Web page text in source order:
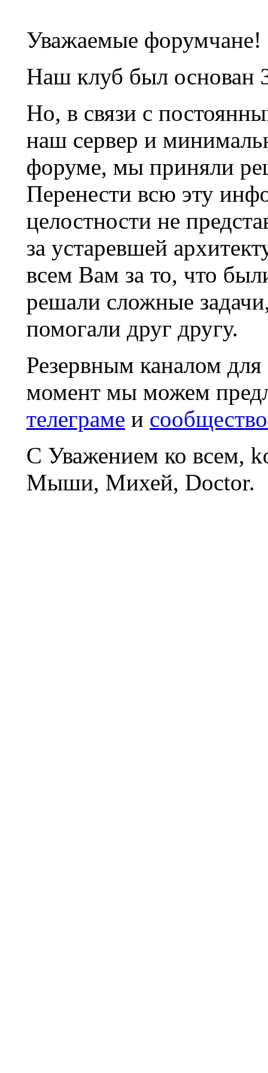
Уважаемые форумчане!
Наш клуб был основан
Но, в связи с
наш сервер и
форуме, мы приняли
Перенести всю эту
целостности не
за устаревшей
всем Вам за то, что
решали сложные
помогали друг другу.
Резервным каналом
момент мы можем
телеграме и
С Уважением ко всем,
Мыши, Михей, Doctor.